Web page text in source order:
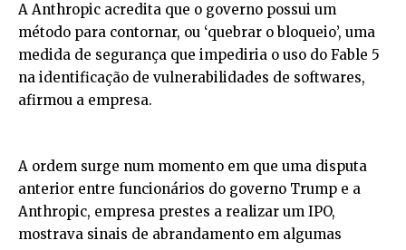
A Anthropic acredita que o governo possui um
método para contornar, ou ‘quebrar o bloqueio’, uma
medida de segurança que impediria o uso do Fable 5
na identificação de vulnerabilidades de softwares,
afirmou a empresa.
A ordem surge num momento em que uma disputa
anterior entre funcionários do governo Trump e a
Anthropic, empresa prestes a realizar um IPO,
mostrava sinais de abrandamento em algumas